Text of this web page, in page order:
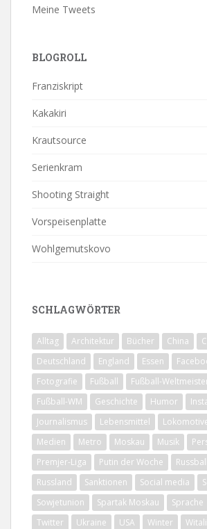
Meine Tweets
BLOGROLL
Franziskript
Kakakiri
Krautsource
Serienkram
Shooting Straight
Vorspeisenplatte
Wohlgemutskovo
SCHLAGWÖRTER
Alltag Architektur Bücher China
Deutschland
England Essen
Fotografie
Fußball
Fußball-
Fußball-WM
Geschichte Humor
Journalismus
Lebensmittel
Medien
Metro Moskau Musik
Premjer-Liga
Putin der Woche Russball
Russland
Sanktionen Social media
Sowjetunion
Spartak Moskau Sprache
Twitter
Ukraine USA Winter